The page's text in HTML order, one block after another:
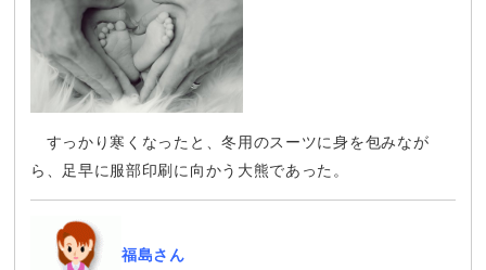
すっかり寒くなったと、冬用のスーツに身を包みなが
ら、足早に服部印刷に向かう大熊であった。
福島さん